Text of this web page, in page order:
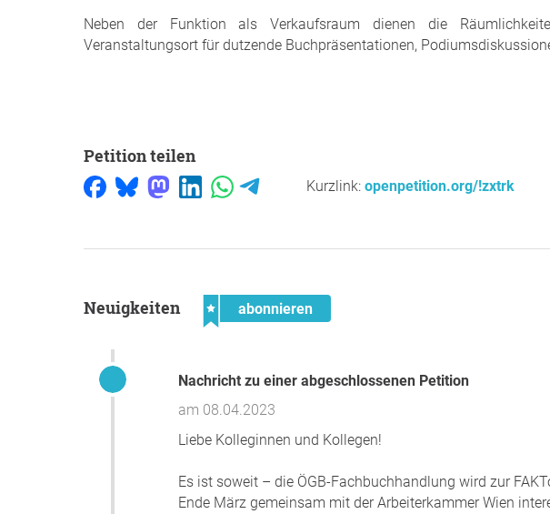
Neben der Funktion als Verkaufsraum dienen die
Veranstaltungsort für dutzende Buchpräsentationen,
Petition teilen
Kurzlink: openpetition.org/!zxtrk
Neuigkeiten abonnieren
Nachricht zu einer abgeschlossenen Petition
am 08.04.2023
Liebe Kolleginnen und Kollegen!
Es ist soweit – die ÖGB-Fachbuchhandlung wird zur
Ende März gemeinsam mit der Arbeiterkammer Wien